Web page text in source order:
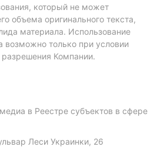
который не может
объема оригинального текста,
материала. Использование
возможно только при условии
Компании.
в Реестре субъектов в сфере
Леси Украинки, 26